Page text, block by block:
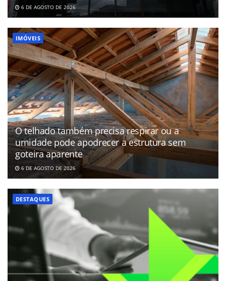
6 DE AGOSTO DE 2026
IMÓVEIS
O telhado também precisa respirar ou a
umidade pode apodrecer a estrutura sem
goteira aparente
6 DE AGOSTO DE 2026
DESTAQUES